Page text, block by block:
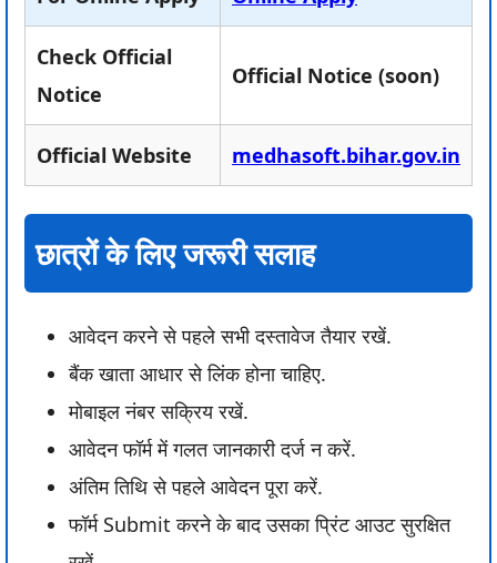
Check Official
Notice
Official Notice (soon)
Official Website medhasoft.bihar.gov.in
छात्रों के लिए जरूरी सलाह
आवेदन करने से पहले सभी दस्तावेज तैयार रखें.
बैंक खाता आधार से लिंक होना चाहिए.
मोबाइल नंबर सक्रिय रखें.
आवेदन फॉर्म में गलत जानकारी दर्ज न करें.
अंतिम तिथि से पहले आवेदन पूरा करें.
फॉर्म Submit करने के बाद उसका प्रिंट आउट सुरक्षित